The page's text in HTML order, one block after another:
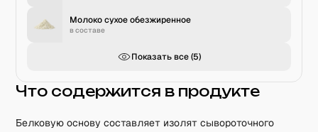
Что содержится в продукте
Белковую основу составляет изолят сывороточного
Молоко сухое обезжиренное
в составе
Показать все (5)